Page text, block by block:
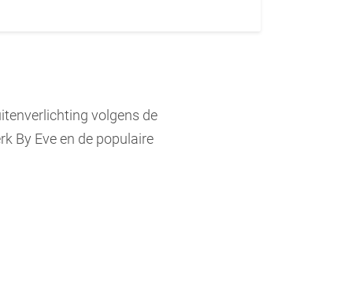
volgens de
By Eve en de populaire